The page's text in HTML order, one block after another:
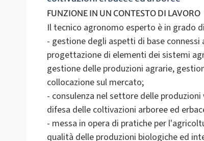
FUNZIONE IN UN CONTESTO DI LAVORO
Il tecnico agronomo esperto è in grado
- gestione degli aspetti di base
progettazione di elementi dei sistemi
gestione delle produzioni agrarie,
collocazione sul mercato;
- consulenza nel settore delle
difesa delle coltivazioni arboree ed
- messa in opera di pratiche per
qualità delle produzioni biologiche ed